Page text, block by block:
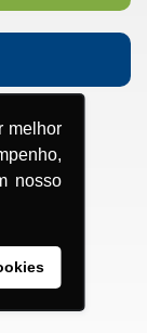
melhor
nosso